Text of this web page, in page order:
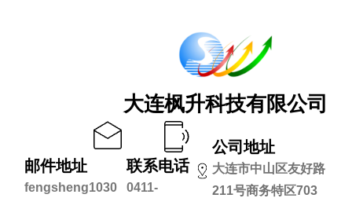
大连枫升科技有限公司
邮件地址
fengsheng1030
联系电话
0411-
公司地址
大连市中山区友好路
211号商务特区703